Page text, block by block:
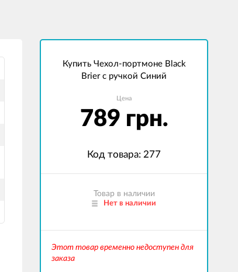
Купить Чехол-портмоне Black
Brier с ручкой Синий
Цена
789 грн.
Код товара: 277
Товар в наличии
Нет в наличии
Этот товар временно недоступен для
заказа